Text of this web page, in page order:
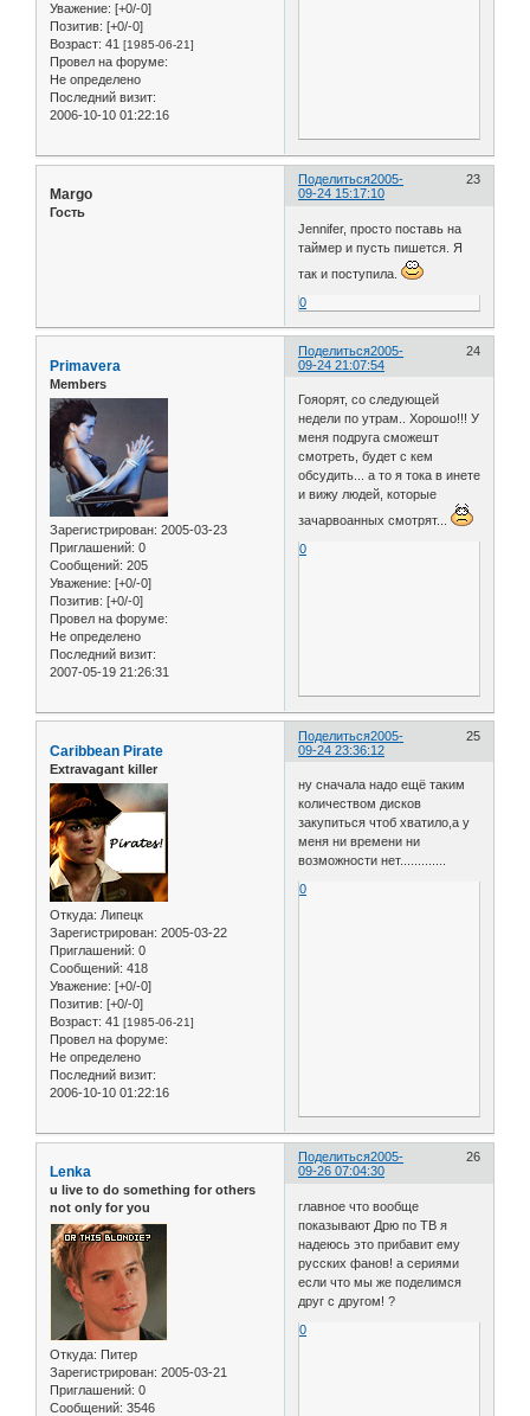
Уважение: [+0/-0]
Позитив: [+0/-0]
Возраст: 41 [1985-06-21]
Провел на форуме:
Не определено
Последний визит:
2006-10-10 01:22:16
Поделиться 23
2005-
09-24 15:17:10
Margo
Гость
Jennifer, просто поставь на
таймер и пусть пишется. Я
так и поступила.
0
Поделиться 24
2005-
09-24 21:07:54
Primavera
Members
Зарегистрирован: 2005-03-23
Приглашений: 0
Сообщений: 205
Уважение: [+0/-0]
Позитив: [+0/-0]
Провел на форуме:
Не определено
Последний визит:
2007-05-19 21:26:31
Гояорят, со следующей
недели по утрам.. Хорошо!!! У
меня подруга сможешт
смотреть, будет с кем
обсудить... а то я тока в инете
и вижу людей, которые
зачарвоанных смотрят...
0
Поделиться 25
2005-
09-24 23:36:12
Caribbean Pirate
Extravagant killer
Откуда: Липецк
Зарегистрирован: 2005-03-22
Приглашений: 0
Сообщений: 418
Уважение: [+0/-0]
Позитив: [+0/-0]
Возраст: 41 [1985-06-21]
Провел на форуме:
Не определено
Последний визит:
2006-10-10 01:22:16
ну сначала надо ещё таким
количеством дисков
закупиться чтоб хватило,а у
меня ни времени ни
возможности нет.............
0
Поделиться 26
2005-
09-26 07:04:30
Lenka
u live to do something for others
not only for you
Откуда: Питер
Зарегистрирован: 2005-03-21
Приглашений: 0
Сообщений: 3546
главное что вообще
показывают Дрю по ТВ я
надеюсь это прибавит ему
русских фанов! а сериями
если что мы же поделимся
друг с другом! ?
0